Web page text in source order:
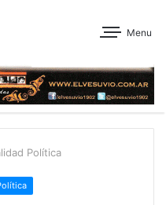
Menu
Política